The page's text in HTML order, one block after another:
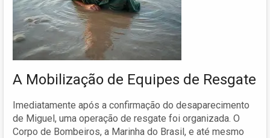
A Mobilização de Equipes de Resgate
Imediatamente após a confirmação do desaparecimento
de Miguel, uma operação de resgate foi organizada. O
Corpo de Bombeiros, a Marinha do Brasil, e até mesmo